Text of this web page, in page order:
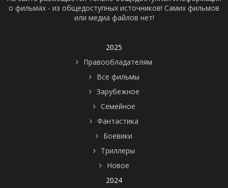
о фильмах - из общедоступных источников! Самих фильмов
или медиа файлов нет!
2025
Правообладателям
Все фильмы
Зарубежное
Семейное
Фантастика
Боевики
Триллеры
Новое
2024